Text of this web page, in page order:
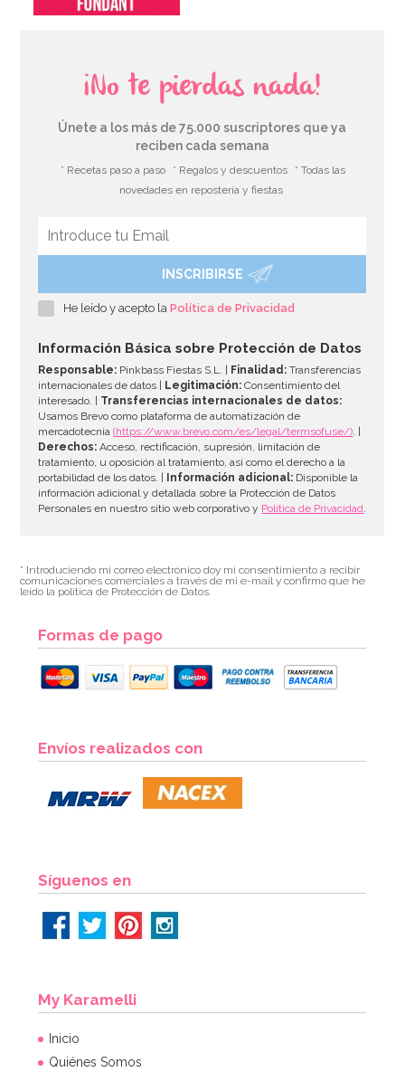
¡No te pierdas nada!
Únete a los más de 75.000 suscriptores que ya
reciben cada semana
* Recetas paso a paso * Regalos y descuentos
* Todas las
novedades en repostería y fiestas
INSCRIBIRSE
He leído y acepto laPolítica de Privacidad
Información Básica sobre Protección de Datos
Responsable: Pinkbass Fiestas S.L. | Finalidad: Transferencias
internacionales de datos |
Legitimación: Consentimiento del
interesado. | Transferencias internacionales de datos:
Usamos Brevo como plataforma de automatización de
mercadotecnia(https://www.brevo.com/es/legal/termsofuse/). |
Derechos: Acceso, rectificación, supresión, limitación de
tratamiento, u oposición al tratamiento, así como el derecho a la
portabilidad de los datos. |
Información adicional: Disponible la
información adicional y detallada sobre la Protección de Datos
Personales en nuestro sitio web corporativo y Política de Privacidad.
* Introduciendo mi correo electrónico doy mi consentimiento a recibir
comunicaciones comerciales a través de mi e-mail y confirmo que he
leído la política de Protección de Datos.
Formas de pago
Envíos realizados con
Síguenos en
My Karamelli
Inicio
Quiénes Somos